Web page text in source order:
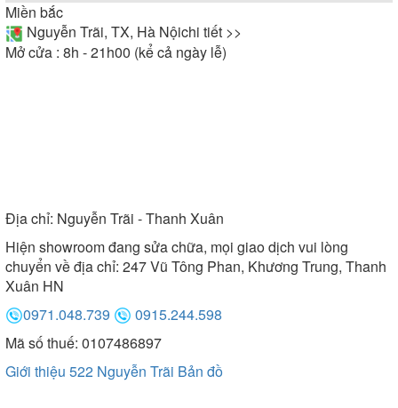
Miền bắc
Nguyễn Trãi, TX, Hà Nộichi tiết >>
Mở cửa : 8h - 21h00 (kể cả ngày lễ)
Địa chỉ: Nguyễn Trãi - Thanh Xuân
Hiện showroom đang sửa chữa, mọi giao dịch vui lòng
chuyển về địa chỉ: 247 Vũ Tông Phan, Khương Trung, Thanh
Xuân HN
0971.048.739
0915.244.598
Mã số thuế: 0107486897
Giới thiệu 522 Nguyễn Trãi Bản đồ